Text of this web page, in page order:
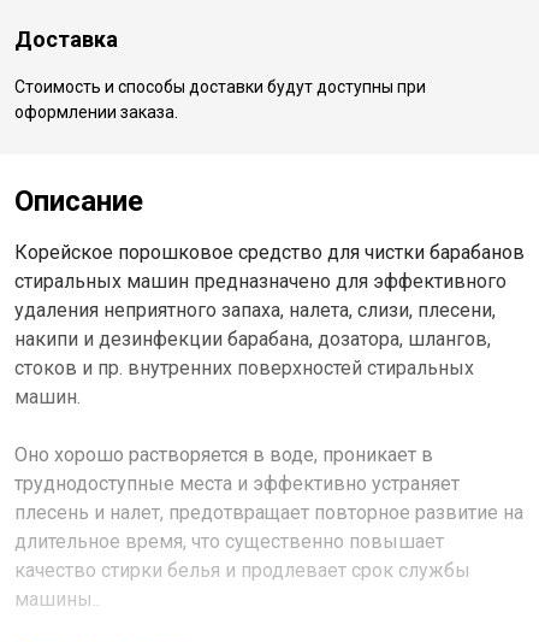
Доставка
Стоимость и способы доставки будут доступны при
оформлении заказа.
Описание
Корейское порошковое средство для чистки барабанов
стиральных машин предназначено для эффективного
удаления неприятного запаха, налета, слизи, плесени,
накипи и дезинфекции барабана, дозатора, шлангов,
стоков и пр. внутренних поверхностей стиральных
машин.
Оно хорошо растворяется в воде, проникает в
труднодоступные места и эффективно устраняет
плесень и налет, предотвращает повторное развитие на
длительное время, что существенно повышает
качество стирки белья и продлевает срок службы
машины..